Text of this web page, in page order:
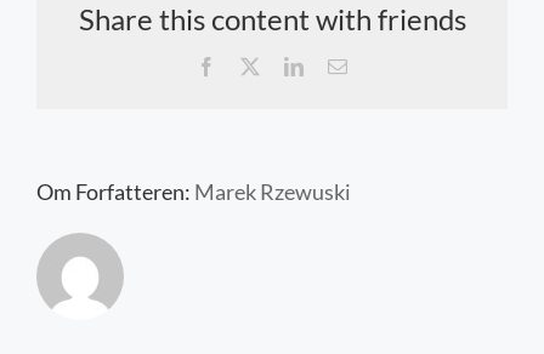
Share this content with friends
Facebook LinkedIn
E-
Om Forfatteren: Marek Rzewuski